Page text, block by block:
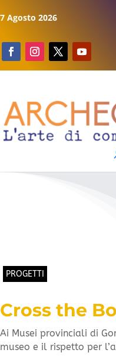
7 Agosto 2026
PROGETTI
Cross the
Ai Musei provinciali di
museo e il rispetto per